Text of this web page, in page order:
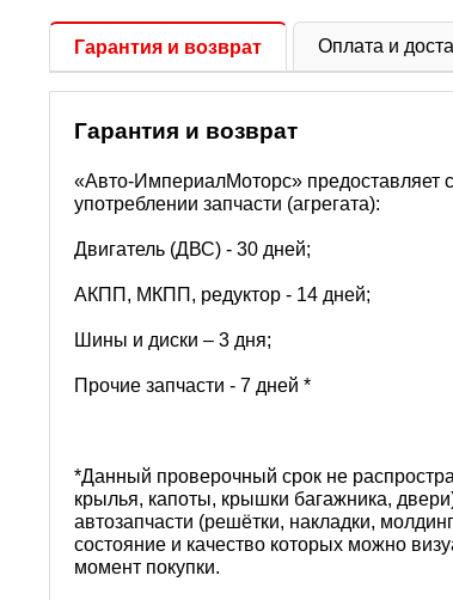
Гарантия и возврат Оплата и
Гарантия и возврат
«Авто-ИмпериалМоторс» предоставляет
употреблении запчасти (агрегата):
Двигатель (ДВС) - 30 дней;
АКПП, МКПП, редуктор - 14 дней;
Шины и диски – 3 дня;
Прочие запчасти - 7 дней *
*Данный проверочный срок не
крылья, капоты, крышки багажника,
автозапчасти (решётки, накладки,
состояние и качество которых можно
момент покупки.